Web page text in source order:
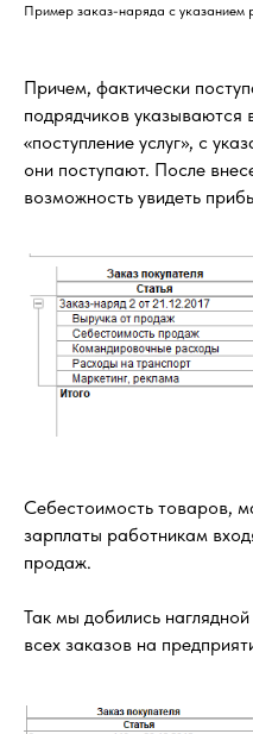
Пример заказ-наряда с указанием
Причем, фактически
подрядчиков указываются
«поступление услуг», с
они поступают. После
возможность увидеть
Себестоимость товаров,
зарплаты работникам
продаж.
Так мы добились
всех заказов на